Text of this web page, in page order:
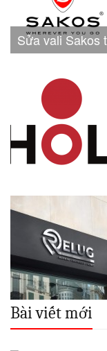
Sửa vali Sakos
Bài viết mới